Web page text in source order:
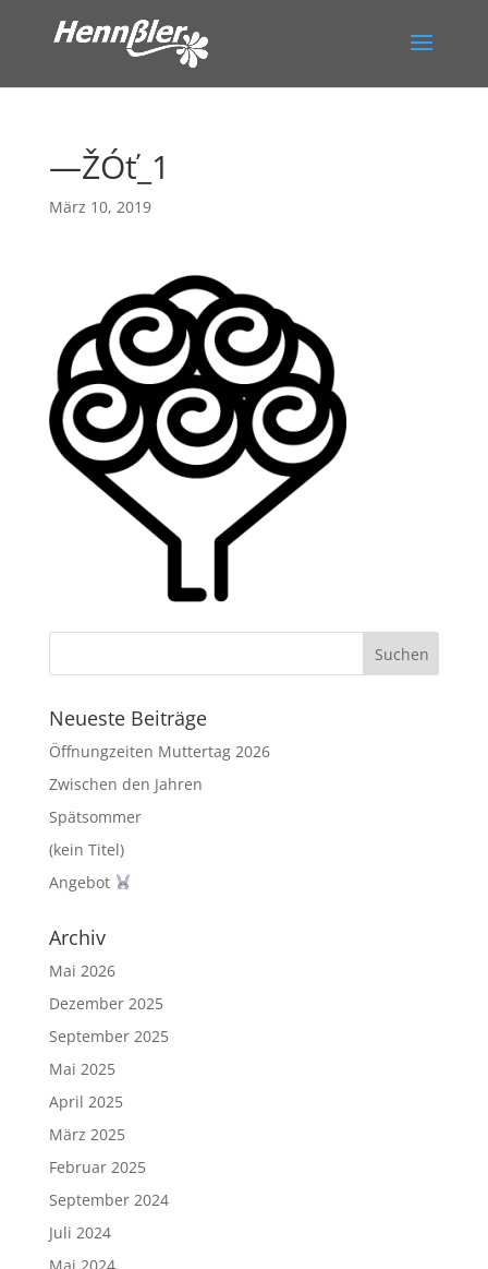
—ŽÓť_1
März 10, 2019
Neueste Beiträge
Öffnungzeiten Muttertag 2026
Zwischen den Jahren
Spätsommer
(kein Titel)
Angebot
Archiv
Mai 2026
Dezember 2025
September 2025
Mai 2025
April 2025
März 2025
Februar 2025
September 2024
Juli 2024